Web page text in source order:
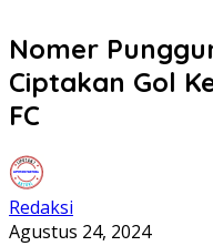
Nomer
Ciptakan Gol
FC
Redaksi
Agustus 24, 2024